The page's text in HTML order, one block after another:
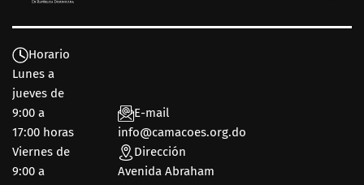
Horario
Lunes a
jueves de
9:00 a
17:00 horas
Viernes de
9:00 a
E-mail
info@camacoes.org.do
Dirección
Avenida Abraham